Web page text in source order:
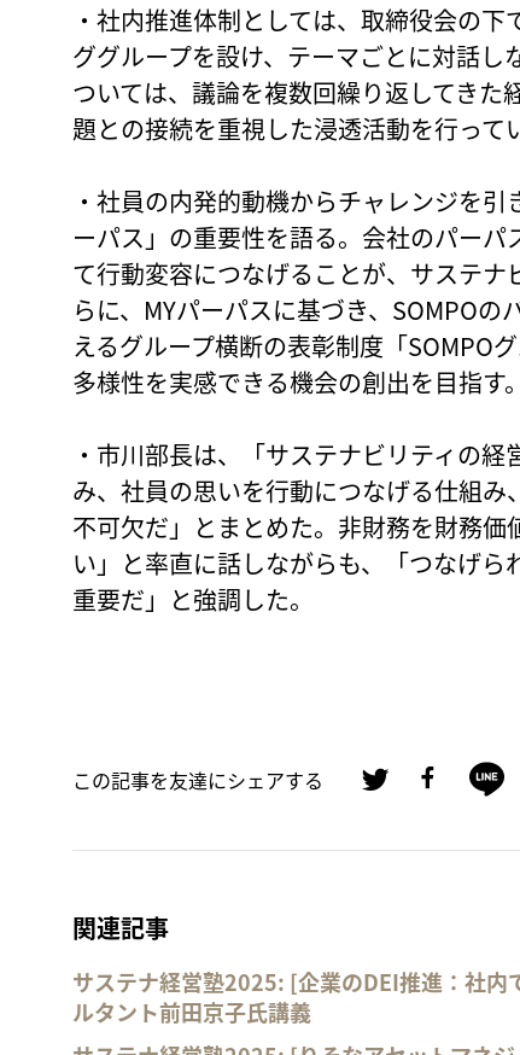
・社内推進体制としては、取締役会の
ググループを設け、テーマごとに対話
ついては、議論を複数回繰り返してき
題との接続を重視した浸透活動を行って
・社員の内発的動機からチャレンジを
ーパス」の重要性を語る。会社のパー
て行動変容につなげることが、サステ
らに、MYパーパスに基づき、SOMPO
えるグループ横断の表彰制度「SOMPO
多様性を実感できる機会の創出を目指す。
・市川部長は、「サステナビリティの
み、社員の思いを行動につなげる仕組
不可欠だ」とまとめた。非財務を財務
い」と率直に話しながらも、「つなげ
重要だ」と強調した。
この記事を友達にシェアする
関連記事
サステナ経営塾2025: [企業のDEI推進：社
ルタント前田京子氏講義